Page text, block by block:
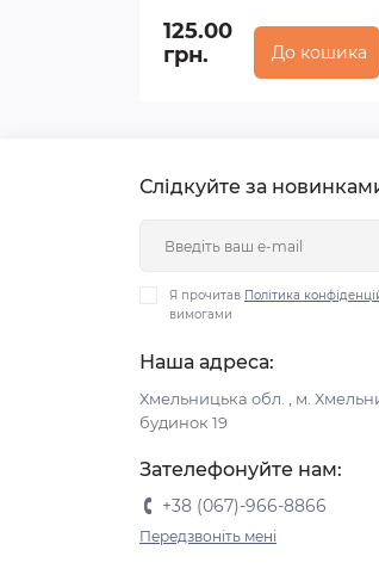
125.00
грн.
До кошика
Слідкуйте за
Я прочитав Політика
вимогами
Наша адреса:
Хмельницька обл. , м.
будинок 19
Зателефонуйте нам:
+38 (067)-966-8866
Передзвоніть мені